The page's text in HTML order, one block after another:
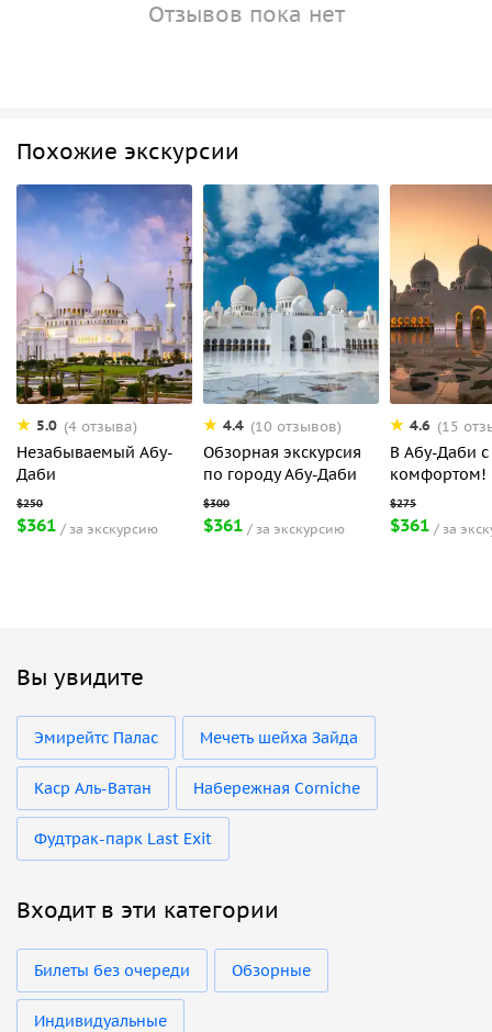
Отзывов пока нет
Похожие экскурсии
5.0 (4 отзыва)
Незабываемый Абу-
Даби
$361 за экскурсию
4.4 (10 отзывов)
Обзорная экскурсия
по городу Абу-Даби
$361 за экскурсию
4.6 (15
В Абу-Даби с
комфортом!
$361 за
Вы увидите
Эмирейтс Палас Мечеть шейха Зайда
Каср Аль-Ватан Набережная Corniche
Фудтрак-парк Last Exit
Входит в эти категории
Билеты без очереди Обзорные
Индивидуальные